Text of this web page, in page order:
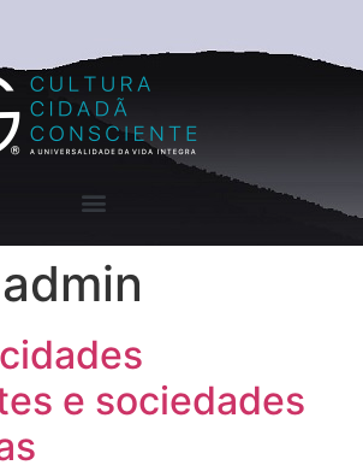
admin
e sociedades